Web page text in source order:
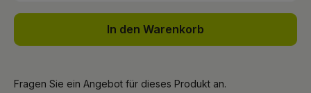
In den Warenkorb
Fragen Sie ein Angebot für dieses Produkt an.